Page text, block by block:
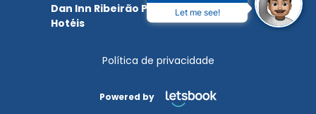
Dan Inn Ribeirão Preto | Nacional Inn
Hotéis
Política de privacidade
Powered by
Let me see!